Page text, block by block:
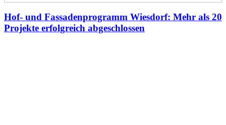
Hof- und Fassadenprogramm Wiesdorf: Mehr als 20
Projekte erfolgreich abgeschlossen